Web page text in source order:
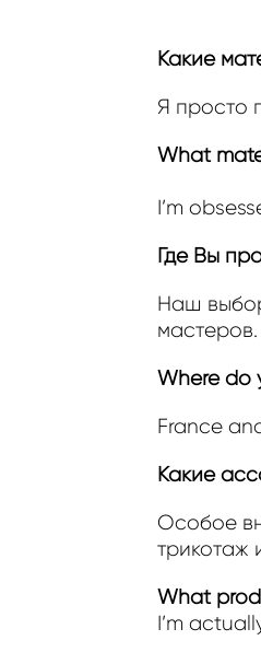
Какие
Я просто
What
I’m
Где Вы
Наш
мастеров.
Where do
France
Какие
Особое
трикотаж
What
I’m